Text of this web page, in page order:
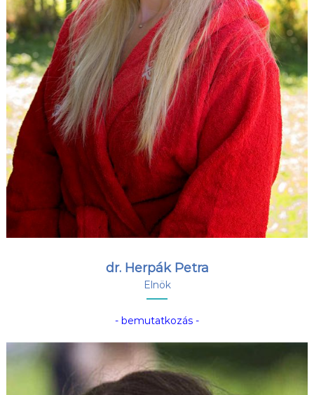
dr. Herpák Petra
Elnök
- bemutatkozás -